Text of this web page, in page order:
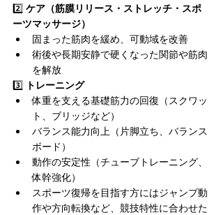
2️⃣ ケア（筋膜リリース・ストレッチ・スポ
ーツマッサージ）
固まった筋肉を緩め、可動域を改善
術後や長期安静で硬くなった関節や筋肉
を解放
3️⃣ トレーニング
体重を支える基礎筋力の回復（スクワッ
ト、ブリッジなど）
バランス能力向上（片脚立ち、バランス
ボード）
動作の安定性（チューブトレーニング、
体幹強化）
スポーツ復帰を目指す方にはジャンプ動
作や方向転換など、競技特性に合わせた